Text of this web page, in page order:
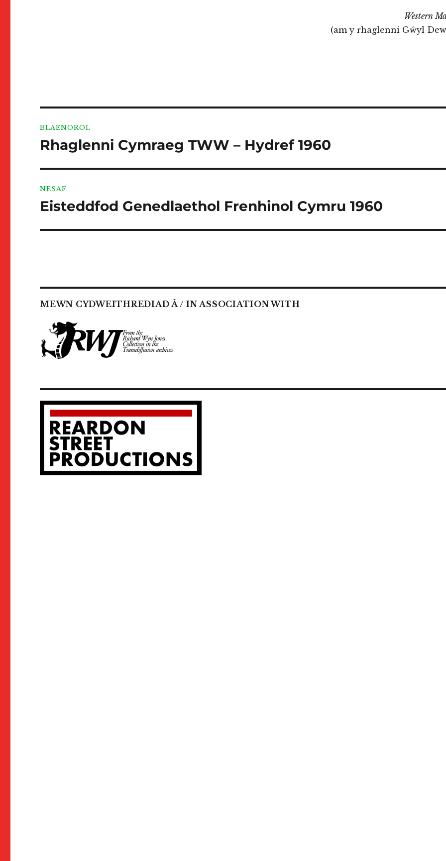
Western
(am y rhaglenni Gŵyl
cofnod
BLAENOROL
Cofnod
Rhaglenni Cymraeg TWW – Hydref 1960
NESAF
Cofnod
Eisteddfod Genedlaethol Frenhinol Cymru 1960
MEWN CYDWEITHREDIAD Â / IN ASSOCIATION WITH